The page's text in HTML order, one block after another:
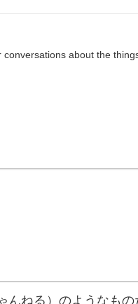
about the
ねる）のようなもの